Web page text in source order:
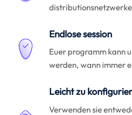
Endlose session
Euer programm kann
werden, wann immer
Leicht zu
Verwenden sie